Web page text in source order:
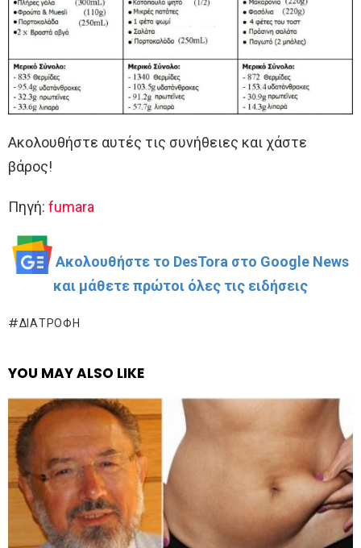
Ακολουθήστε αυτές τις συνήθειες και χάστε
βάρος!
Πηγή: fumara
Ακολουθήστε το DesTora στο Google News
και μάθετε πρώτοι όλες τις ειδήσεις
ΔΙΑΤΡΟΦΉ
YOU MAY ALSO LIKE